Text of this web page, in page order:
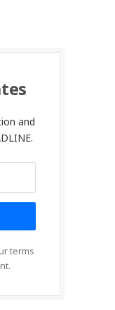
and
terms